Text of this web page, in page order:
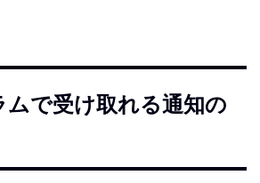
で受け取れる通知の